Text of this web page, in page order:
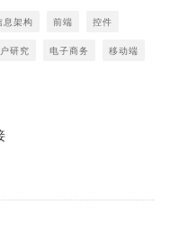
息架构 前端 控件
研究 电子商务 移动端